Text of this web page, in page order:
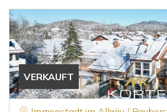
VERKAUFT